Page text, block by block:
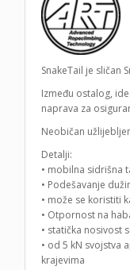
SnakeTail je sličan
Između ostalog,
naprava za
Neobičan
Detalji:
• mobilna sidrišna
• Podešavanje
• može se koristiti
• Otpornost na
• statička nosivost
• od 5 kN svojstva
krajevima